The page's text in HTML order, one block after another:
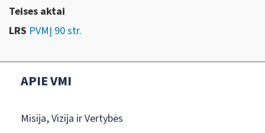
Teises aktai
LRS PVMĮ 90 str.
APIE VMI
Misija, Vizija ir Vertybės